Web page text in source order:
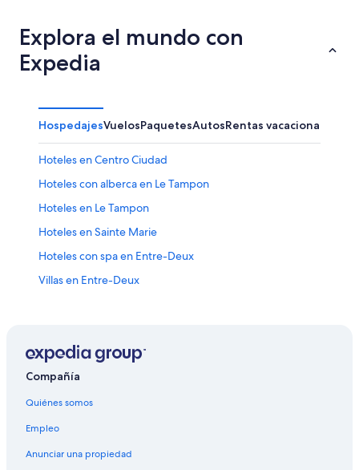
Explora el mundo con
Expedia
HospedajesVuelosPaquetesAutosRentas vacacionales
Hoteles en Centro Ciudad
Hoteles con alberca en Le Tampon
Hoteles en Le Tampon
Hoteles en Sainte Marie
Hoteles con spa en Entre-Deux
Villas en Entre-Deux
Hoteles en Cilaos
Villas en Cilaos
Hoteles en Saint-Gilles-les-Bains
Casas de huéspedes en Este de Reunión
Hoteles en Este de Reunión
Compañía
Quiénes somos
Empleo
Anunciar una propiedad